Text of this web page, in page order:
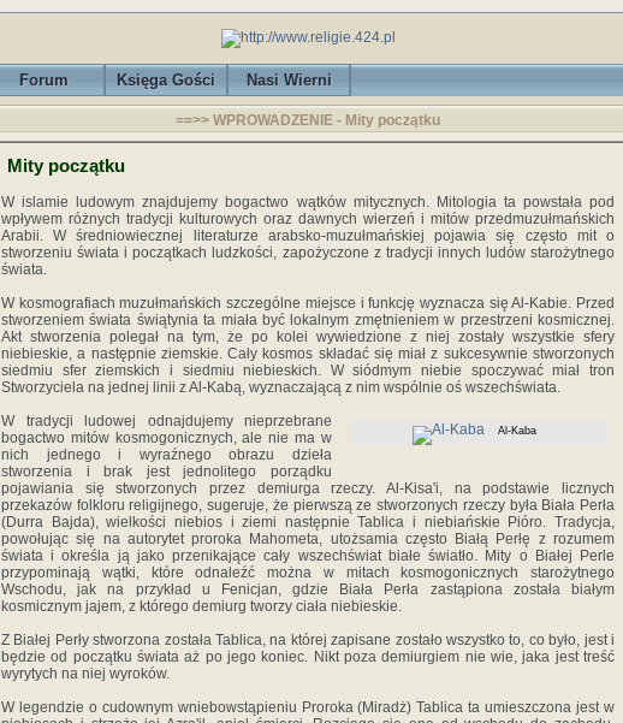
Forum Księga Gości Nasi Wierni
==>> WPROWADZENIE - Mity początku
Mity początku
W islamie ludowym znajdujemy bogactwo wątków mitycznych. Mitologia ta powstała pod
wpływem różnych tradycji kulturowych oraz dawnych wierzeń i mitów przedmuzułmańskich
Arabii. W średniowiecznej literaturze arabsko-muzułmańskiej pojawia się często mit o
stworzeniu świata i początkach ludzkości, zapożyczone z tradycji innych ludów starożytnego
świata.
W kosmografiach muzułmańskich szczególne miejsce i funkcję wyznacza się Al-Kabie. Przed
stworzeniem świata świątynia ta miała być lokalnym zmętnieniem w przestrzeni kosmicznej.
Akt stworzenia polegał na tym, że po kolei wywiedzione z niej zostały wszystkie sfery
niebieskie, a następnie ziemskie. Cały kosmos składać się miał z sukcesywnie stworzonych
siedmiu sfer ziemskich i siedmiu niebieskich. W siódmym niebie spoczywać miał tron
Stworzyciela na jednej linii z Al-Kabą, wyznaczającą z nim wspólnie oś wszechświata.
Al-Kaba
W tradycji ludowej odnajdujemy nieprzebrane
bogactwo mitów kosmogonicznych, ale nie ma w
nich jednego i wyraźnego obrazu dzieła
stworzenia i brak jest jednolitego porządku
pojawiania się stworzonych przez demiurga rzeczy. Al-Kisa'i, na podstawie licznych
przekazów folkloru religijnego, sugeruje, że pierwszą ze stworzonych rzeczy była Biała Perła
(Durra Bajda), wielkości niebios i ziemi następnie Tablica i niebiańskie Pióro. Tradycja,
powołując się na autorytet proroka Mahometa, utożsamia często Białą Perłę z rozumem
świata i określa ją jako przenikające cały wszechświat białe światło. Mity o Białej Perle
przypominają wątki, które odnaleźć można w mitach kosmogonicznych starożytnego
Wschodu, jak na przykład u Fenicjan, gdzie Biała Perła zastąpiona została białym
kosmicznym jajem, z którego demiurg tworzy ciała niebieskie.
Z Białej Perły stworzona została Tablica, na której zapisane zostało wszystko to, co było, jest i
będzie od początku świata aż po jego koniec. Nikt poza demiurgiem nie wie, jaka jest treść
wyrytych na niej wyroków.
W legendzie o cudownym wniebowstąpieniu Proroka (Miradż) Tablica ta umieszczona jest w